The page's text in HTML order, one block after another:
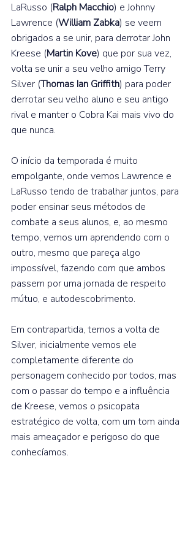
LaRusso (Ralph Macchio) e Johnny
Lawrence (William Zabka) se veem
obrigados a se unir, para derrotar John
Kreese (Martin Kove) que por sua vez,
volta se unir a seu velho amigo Terry
Silver (Thomas Ian Griffith) para poder
derrotar seu velho aluno e seu antigo
rival e manter o Cobra Kai mais vivo do
que nunca.⁣
O início da temporada é muito
empolgante, onde vemos Lawrence e
LaRusso tendo de trabalhar juntos, para
poder ensinar seus métodos de
combate a seus alunos, e, ao mesmo
tempo, vemos um aprendendo com o
outro, mesmo que pareça algo
impossível, fazendo com que ambos
passem por uma jornada de respeito
mútuo, e autodescobrimento.⁣
Em contrapartida, temos a volta de
Silver, inicialmente vemos ele
completamente diferente do
personagem conhecido por todos, mas
com o passar do tempo e a influência
de Kreese, vemos o psicopata
estratégico de volta, com um tom ainda
mais ameaçador e perigoso do que
conhecíamos.⁣